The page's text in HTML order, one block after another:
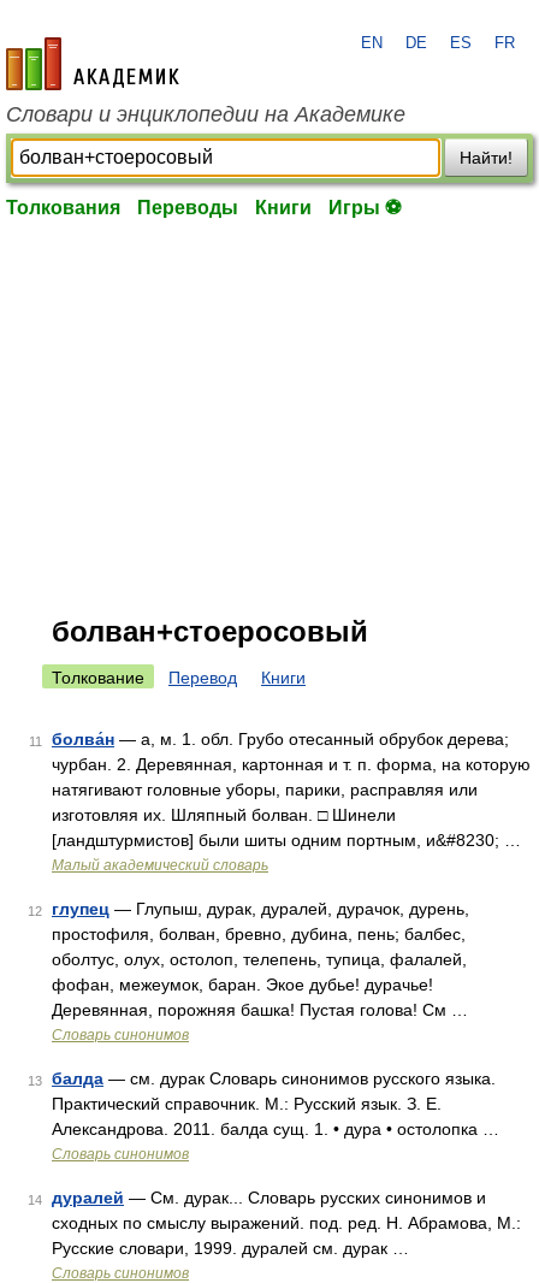
academic.ru
EN DE ES FR
Словари и энциклопедии на Академике
Найти!
Толкования Переводы Книги Игры ⚽
болван+стоеросовый
Толкование Перевод Книги
11 болва́н — а, м. 1. обл. Грубо отесанный обрубок дерева;
чурбан. 2. Деревянная, картонная и т. п. форма, на которую
натягивают головные уборы, парики, расправляя или
изготовляя их. Шляпный болван. □ Шинели
[ландштурмистов] были шиты одним портным, и&#8230; …
Малый академический словарь
12 глупец — Глупыш, дурак, дуралей, дурачок, дурень,
простофиля, болван, бревно, дубина, пень; балбес,
оболтус, олух, остолоп, телепень, тупица, фалалей,
фофан, межеумок, баран. Экое дубье! дурачье!
Деревянная, порожняя башка! Пустая голова! См …
Словарь синонимов
13 балда — см. дурак Словарь синонимов русского языка.
Практический справочник. М.: Русский язык. З. Е.
Александрова. 2011. балда сущ. 1. • дура • остолопка …
Словарь синонимов
14 дуралей — См. дурак... Словарь русских синонимов и
сходных по смыслу выражений. под. ред. Н. Абрамова, М.:
Русские словари, 1999. дуралей см. дурак …
Словарь синонимов